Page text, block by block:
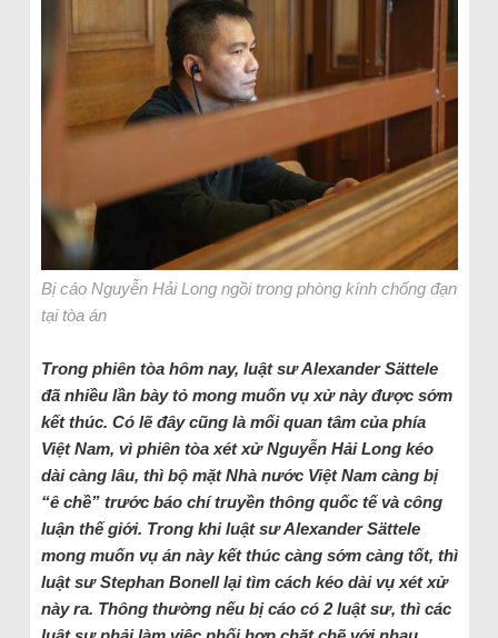
Bị cáo Nguyễn Hải Long ngồi trong phòng kính chống đạn
tại tòa án
Trong phiên tòa hôm nay, luật sư Alexander Sättele
đã nhiều lần bày tỏ mong muốn vụ xử này được sớm
kết thúc. Có lẽ đây cũng là mối quan tâm của phía
Việt Nam, vì phiên tòa xét xử Nguyễn Hải Long kéo
dài càng lâu, thì bộ mặt Nhà nước Việt Nam càng bị
“ê chề” trước báo chí truyền thông quốc tế và công
luận thế giới. Trong khi luật sư Alexander Sättele
mong muốn vụ án này kết thúc càng sớm càng tốt, thì
luật sư Stephan Bonell lại tìm cách kéo dài vụ xét xử
này ra. Thông thường nếu bị cáo có 2 luật sư, thì các